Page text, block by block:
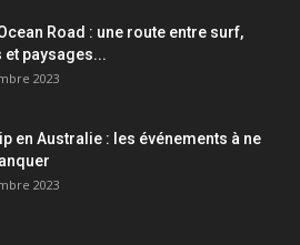
Road : une route entre surf,
et paysages...
2023
en Australie : les événements à ne
2023